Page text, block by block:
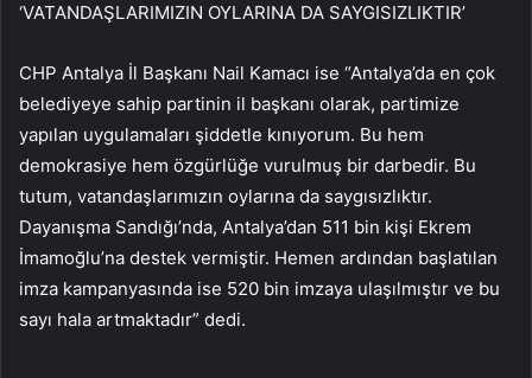
‘VATANDAŞLARIMIZIN OYLARINA DA SAYGISIZLIKTIR’
CHP Antalya İl Başkanı Nail Kamacı ise “Antalya’da en çok
belediyeye sahip partinin il başkanı olarak, partimize
yapılan uygulamaları şiddetle kınıyorum. Bu hem
demokrasiye hem özgürlüğe vurulmuş bir darbedir. Bu
tutum, vatandaşlarımızın oylarına da saygısızlıktır.
Dayanışma Sandığı’nda, Antalya’dan 511 bin kişi Ekrem
İmamoğlu’na destek vermiştir. Hemen ardından başlatılan
imza kampanyasında ise 520 bin imzaya ulaşılmıştır ve bu
sayı hala artmaktadır” dedi.